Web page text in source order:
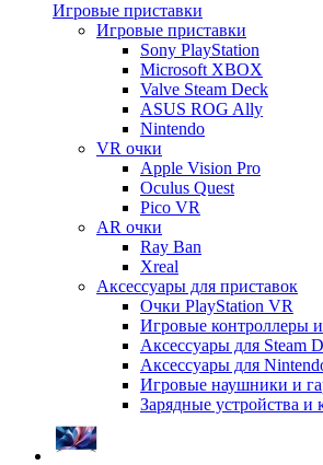
Игровые приставки
Игровые приставки
Sony PlayStation
Microsoft XBOX
Valve Steam Deck
ASUS ROG Ally
Nintendo
VR очки
Apple Vision Pro
Oculus Quest
Pico VR
AR очки
Ray Ban
Xreal
Аксессуары для приставок
Очки PlayStation VR
Игровые контроллеры
Аксессуары для Steam
Аксессуары для
Игровые наушники и
Зарядные устройства и